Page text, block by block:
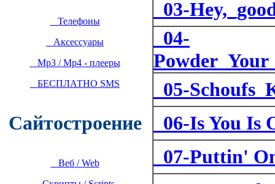
Телефоны
Аксессуары
Mp3 / Mp4 - плееры
БЕСПЛАТНО SMS
Сайтостроение
Веб / Web
03-
04-
05-
06-Is You Is
07-Puttin'